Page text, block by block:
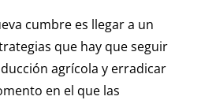
cumbre es llegar a un
que hay que seguir
agrícola y erradicar
en el que las